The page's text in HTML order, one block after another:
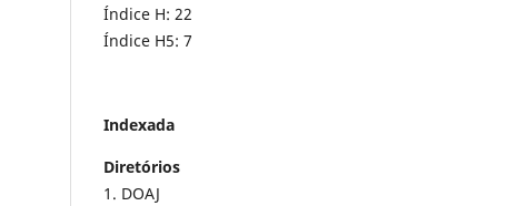
Índice H: 22
Índice H5: 7
Indexada
Diretórios
1. DOAJ